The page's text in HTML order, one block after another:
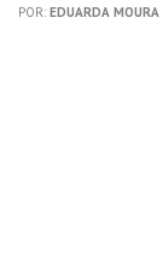
POR: EDUARDA MOURA